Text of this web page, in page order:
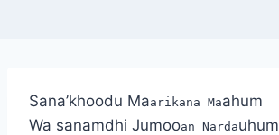
Sana’khoodu Maarikana Maahum
Wa sanamdhi Jumooan Nardauhum